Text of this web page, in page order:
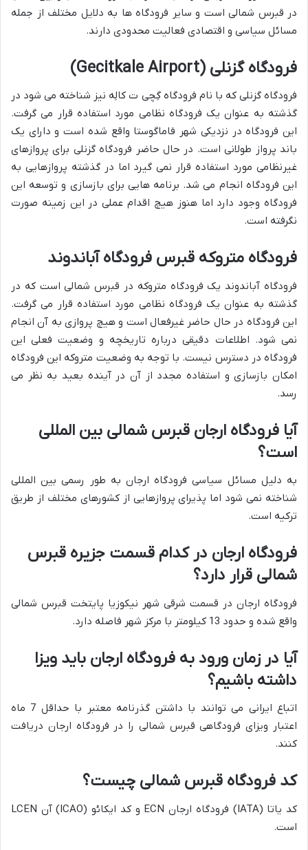
در قبرس شمالی است و سایر فرودگاه ها به دلایل مختلف از جمله
مسائل سیاسی و اقتصادی فعالیت محدودی دارند.
فرودگاه گزنلی (Gecitkale Airport)
فرودگاه گزنلی که با نام فرودگاه گِچی ت کالِه نیز شناخته می شود در
گذشته به عنوان یک فرودگاه نظامی مورد استفاده قرار می گرفت.
این فرودگاه در نزدیکی شهر فاماگوستا واقع شده است و دارای یک
باند پرواز طولانی است. در حال حاضر فرودگاه گزنلی برای پروازهای
غیرنظامی مورد استفاده قرار نمی گیرد اما در گذشته پروازهایی به
این فرودگاه انجام می شد. برنامه هایی برای بازسازی و توسعه این
فرودگاه وجود دارد اما هنوز هیچ اقدام عملی در این زمینه صورت
نگرفته است.
فرودگاه متروکه قبرس فرودگاه آباندوند
فرودگاه آباندوند یک فرودگاه متروکه در قبرس شمالی است که در
گذشته به عنوان یک فرودگاه نظامی مورد استفاده قرار می گرفت.
این فرودگاه در حال حاضر غیرفعال است و هیچ پروازی به آن انجام
نمی شود. اطلاعات دقیقی درباره تاریخچه و وضعیت فعلی این
فرودگاه در دسترس نیست. با توجه به وضعیت متروکه این فرودگاه
امکان بازسازی و استفاده مجدد از آن در آینده بعید به نظر می
رسد.
آیا فرودگاه ارجان قبرس شمالی بین المللی
است؟
به دلیل مسائل سیاسی فرودگاه ارجان به طور رسمی بین المللی
شناخته نمی شود اما پذیرای پروازهایی از کشورهای مختلف از طریق
ترکیه است.
فرودگاه ارجان در کدام قسمت جزیره قبرس
شمالی قرار دارد؟
فرودگاه ارجان در قسمت شرقی شهر نیکوزیا پایتخت قبرس شمالی
واقع شده و حدود 13 کیلومتر با مرکز شهر فاصله دارد.
آیا در زمان ورود به فرودگاه ارجان باید ویزا
داشته باشیم؟
اتباع ایرانی می توانند با داشتن گذرنامه معتبر با حداقل 7 ماه
اعتبار ویزای فرودگاهی قبرس شمالی را در فرودگاه ارجان دریافت
کنند.
کد فرودگاه قبرس شمالی چیست؟
کد یاتا (IATA) فرودگاه ارجان ECN و کد ایکائو (ICAO) آن LCEN
است.